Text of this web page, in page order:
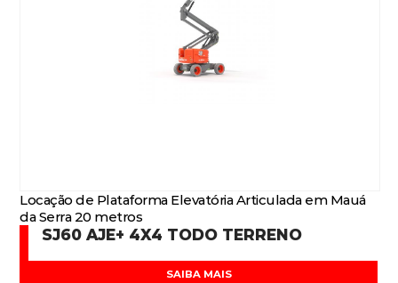
Locação de Plataforma Elevatória Articulada em Mauá
da Serra 20 metros
SJ60 AJE+ 4X4 TODO TERRENO
SAIBA MAIS